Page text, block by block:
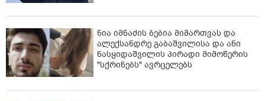
ნია იმნაძის ბებია მიმართვას და
ალექსანდრე გაბაშვილისა და ანი
ნასყიდაშვილის პირადი მიმოწერის
"სქრინებს" ავრცელებს